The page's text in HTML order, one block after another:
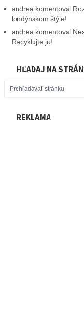
andrea komentoval
londýnskom štýle!
andrea komentoval
Recyklujte ju!
HĽADAJ NA
REKLAMA